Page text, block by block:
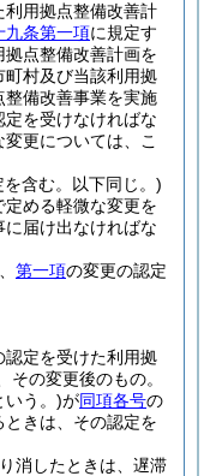
利用拠点整備改善計
九条第一項に規定す
点整備改善計画を
村及び当該利用拠
整備改善事業を実施
定を受けなければな
更については、こ
含む。以下同じ。)
定める軽微な変更を
に届け出なければな
第一項の変更の認定
認定を受けた利用拠
その変更後のもの。
いう。)が同項各号の
きは、その認定を
消したときは、遅滞